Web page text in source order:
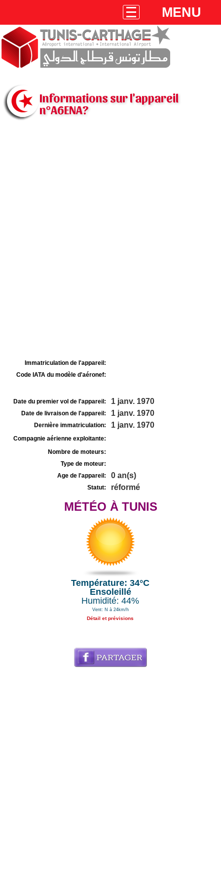
MENU
Informations sur l'appareil
n°A6ENA?
Immatriculation de l'appareil:
Code IATA du modèle d'aéronef:
Date du premier vol de l'appareil: 1 janv. 1970
Date de livraison de l'appareil: 1 janv. 1970
Dernière immatriculation: 1 janv. 1970
Compagnie aérienne exploitante:
Nombre de moteurs:
Type de moteur:
Age de l'appareil:
0 an(s)
Statut: réformé
MÉTÉO À TUNIS
Température: 34°C
Ensoleillé
Humidité: 44%
Vent: N à 24km/h
Détail et prévisions